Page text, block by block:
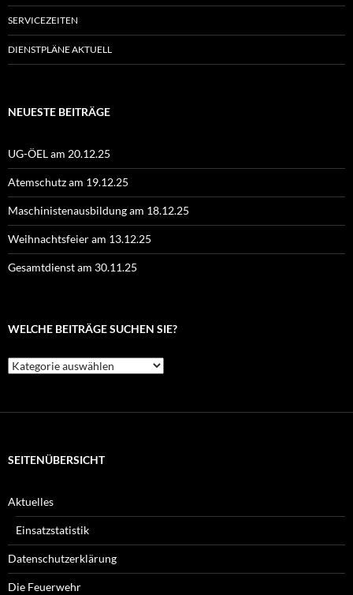
SERVICEZEITEN
DIENSTPLÄNE AKTUELL
NEUESTE BEITRÄGE
UG-ÖEL am 20.12.25
Atemschutz am 19.12.25
Maschinistenausbildung am 18.12.25
Weihnachtsfeier am 13.12.25
Gesamtdienst am 30.11.25
WELCHE BEITRÄGE SUCHEN SIE?
Welche
Beiträge
SEITENÜBERSICHT
Aktuelles
Einsatzstatistik
Datenschutzerklärung
Die Feuerwehr